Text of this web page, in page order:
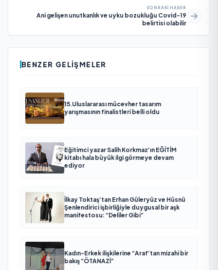
SONRAKI HABER
Ani gelişen unutkanlık ve uyku bozukluğu Covid-19
belirtisi olabilir
BENZER GELIŞMELER
15.Uluslararası mücevher tasarım
yarışmasının finalistleri belli oldu
Eğitimci yazar Salih Korkmaz’ın EĞİTİM
kitabı hala büyük ilgi görmeye devam
ediyor
İlkay Toktaş’tan Erhan Güleryüz ve Hüsnü
Şenlendirici işbirliğiyle duygusal bir aşk
manifestosu: “Deliler Gibi”
Kadın-Erkek ilişkilerine “Araf’tan mizahi bir
bakış “ÖTANAZİ”